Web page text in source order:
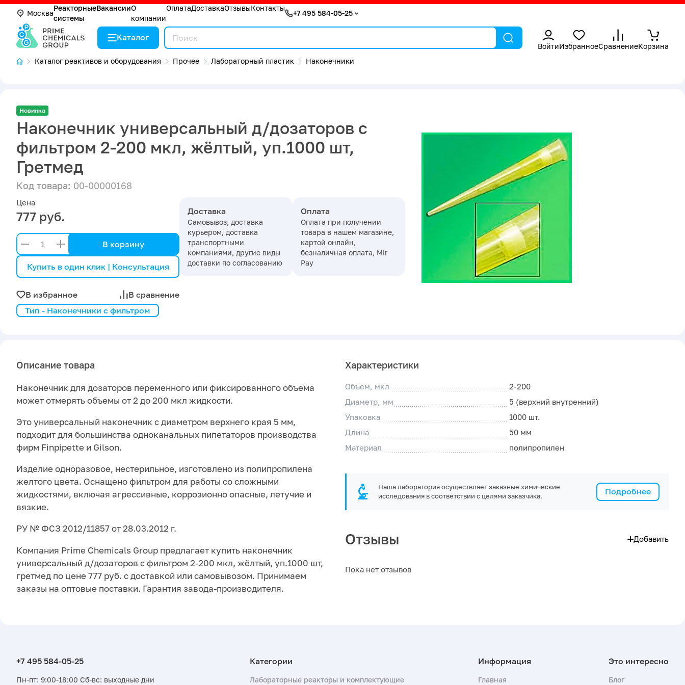
Москва
Реакторные
системы
ВакансииО
компании
ОплатаДоставкаОтзывыКонтакты
+7 495 584-05-25
Каталог
ВойтиИзбранноеСравнениеКорзина
Каталог реактивов и оборудования
Прочее Лабораторный пластик Наконечники
Новинка
Наконечник универсальный д/дозаторов с
фильтром 2-200 мкл, жёлтый, уп.1000 шт,
Гретмед
Код товара: 00-00000168
Цена
777 руб.
В корзину
Купить в один клик | Консультация
В избранное В сравнение
Доставка
Самовывоз, доставка
курьером, доставка
транспортными
компаниями, другие виды
доставки по согласованию
Оплата
Оплата при получении
товара в нашем магазине,
картой онлайн,
безналичная оплата, Mir
Pay
Тип - Наконечники с фильтром
Описание товара
Наконечник для дозаторов переменного или фиксированного объема
может отмерять объемы от 2 до 200 мкл жидкости.
Это универсальный наконечник с диаметром верхнего края 5 мм,
подходит для большинства одноканальных пипетаторов производства
фирм Finpipette и Gilson.
Изделие одноразовое, нестерильное, изготовлено из полипропилена
желтого цвета. Оснащено фильтром для работы со сложными
жидкостями, включая агрессивные, коррозионно опасные, летучие и
вязкие.
РУ № ФСЗ 2012/11857 от 28.03.2012 г.
Компания Prime Chemicals Group предлагает купить наконечник
универсальный д/дозаторов с фильтром 2-200 мкл, жёлтый, уп.1000 шт,
гретмед по цене 777 руб. с доставкой или самовывозом. Принимаем
заказы на оптовые поставки. Гарантия завода-производителя.
Характеристики
Объем, мкл
2-200
Диаметр, мм
5 (верхний внутренний)
Упаковка
1000 шт.
Длина
50 мм
Материал
полипропилен
Подробнее
Наша лаборатория осуществляет заказные химические
исследования в соответствии с целями заказчика.
Отзывы Добавить
Пока нет отзывов
Пн-пт: 9:00-18:00 Сб-вс: выходные дни Лабораторные реакторы и комплектующие Главная Блог